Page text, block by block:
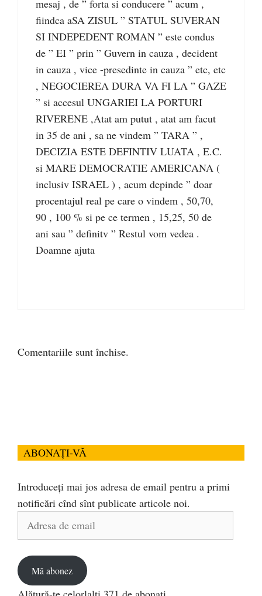
mesaj , de ” forta si conducere ” acum ,
fiindca aSA ZISUL ” STATUL SUVERAN
SI INDEPEDENT ROMAN ” este condus
de ” EI ” prin ” Guvern in cauza , decident
in cauza , vice -presedinte in cauza ” etc, etc
, NEGOCIEREA DURA VA FI LA ” GAZE
” si accesul UNGARIEI LA PORTURI
RIVERENE ,Atat am putut , atat am facut
in 35 de ani , sa ne vindem ” TARA ” ,
DECIZIA ESTE DEFINTIV LUATA , E.C.
si MARE DEMOCRATIE AMERICANA (
inclusiv ISRAEL ) , acum depinde ” doar
procentajul real pe care o vindem , 50,70,
90 , 100 % si pe ce termen , 15,25, 50 de
ani sau ” definitv ” Restul vom vedea .
Doamne ajuta
Comentariile sunt închise.
ABONAȚI-VĂ
Introduceți mai jos adresa de email pentru a primi
notificări cînd sînt publicate articole noi.
Adresa
Mă abonez